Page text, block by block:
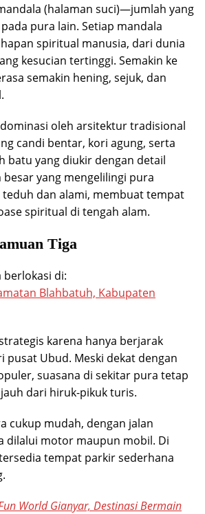
(halaman suci)—jumlah yang
pura lain. Setiap mandala
spiritual manusia, dari dunia
kesucian tertinggi. Semakin ke
semakin hening, sejuk, dan
oleh arsitektur tradisional
candi bentar, kori agung, serta
batu yang diukir dengan detail
besar yang mengelilingi pura
teduh dan alami, membuat tempat
spiritual di tengah alam.
Tiga
berlokasi di:
Blahbatuh, Kabupaten
karena hanya berjarak
pusat Ubud. Meski dekat dengan
suasana di sekitar pura tetap
dari hiruk-pikuk turis.
cukup mudah, dengan jalan
dilalui motor maupun mobil. Di
tempat parkir sederhana
World Gianyar, Destinasi Bermain